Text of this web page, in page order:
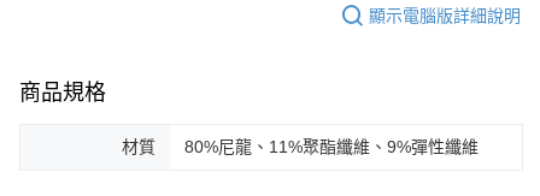
權轉讓予恩沛科技股份有限公司。
３．未成年的使用者請事先徵得法定代理人或監護人之同意方可使用
顯示電腦版詳細說明
商品規格
材質 80%尼龍、11%聚酯纖維、9%彈性纖維